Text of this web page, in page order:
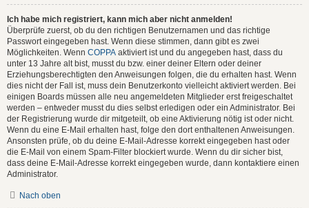
Ich habe mich registriert, kann mich aber nicht anmelden!
Überprüfe zuerst, ob du den richtigen Benutzernamen und das richtige
Passwort eingegeben hast. Wenn diese stimmen, dann gibt es zwei
Möglichkeiten. Wenn COPPA aktiviert ist und du angegeben hast, dass du
unter 13 Jahre alt bist, musst du bzw. einer deiner Eltern oder deiner
Erziehungsberechtigten den Anweisungen folgen, die du erhalten hast. Wenn
dies nicht der Fall ist, muss dein Benutzerkonto vielleicht aktiviert werden. Bei
einigen Boards müssen alle neu angemeldeten Mitglieder erst freigeschaltet
werden – entweder musst du dies selbst erledigen oder ein Administrator. Bei
der Registrierung wurde dir mitgeteilt, ob eine Aktivierung nötig ist oder nicht.
Wenn du eine E-Mail erhalten hast, folge den dort enthaltenen Anweisungen.
Ansonsten prüfe, ob du deine E-Mail-Adresse korrekt eingegeben hast oder
die E-Mail von einem Spam-Filter blockiert wurde. Wenn du dir sicher bist,
dass deine E-Mail-Adresse korrekt eingegeben wurde, dann kontaktiere einen
Administrator.
Nach oben